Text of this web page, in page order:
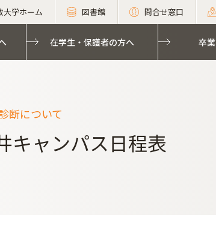
大学ホーム 図書館 問合せ窓口
在学生・保護者の方へ 卒
断について
キャンパス日程表